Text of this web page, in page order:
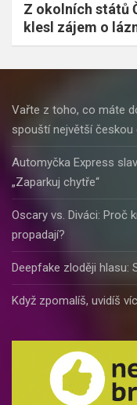
Z okolních států
klesl zájem o
Vařte z toho, co máte
spouští největší českou
Automyčka Express
„Zaparkuj chytře“
Oscary vs. Diváci: Proč
propadají?
Deepfake zloději hlasu:
Když zpomalíš, uvidíš